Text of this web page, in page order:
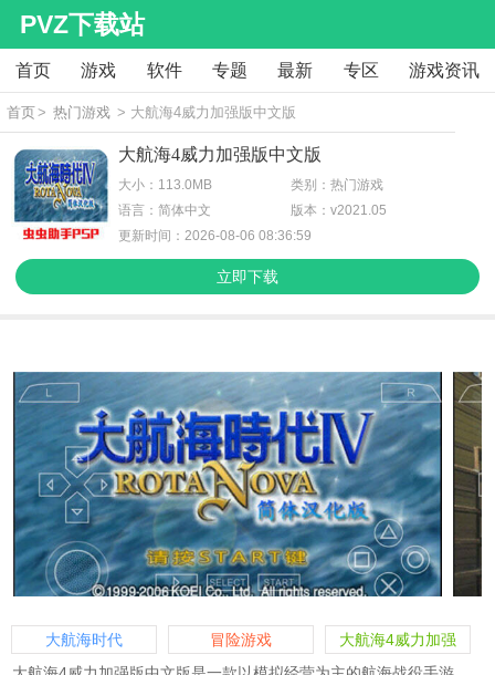
PVZ下载站
首页 游戏 软件 专题 最新 专区 游戏资讯
首页> 热门游戏 > 大航海4威力加强版中文版
大航海4威力加强版中文版
大小：113.0MB
类别：热门游戏
语言：简体中文
版本：v2021.05
更新时间：2026-08-06 08:36:59
立即下载
大航海时代 冒险游戏
大航海4威力加强
版